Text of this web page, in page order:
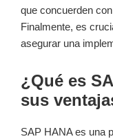
que concuerden
Finalmente, es
asegurar una
¿Qué es
sus
SAP HANA es una